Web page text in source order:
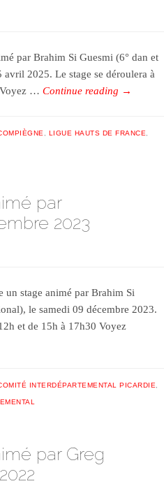
par Brahim Si Guesmi (6° dan et
2025. Le stage se déroulera à
Voyez …Continue reading →
LIGUE HAUTS DE FRANCE
par
2023
stage animé par Brahim Si
le samedi 09 décembre 2023.
et de 15h à 17h30 Voyez
INTERDÉPARTEMENTAL PICARDIE
par Greg